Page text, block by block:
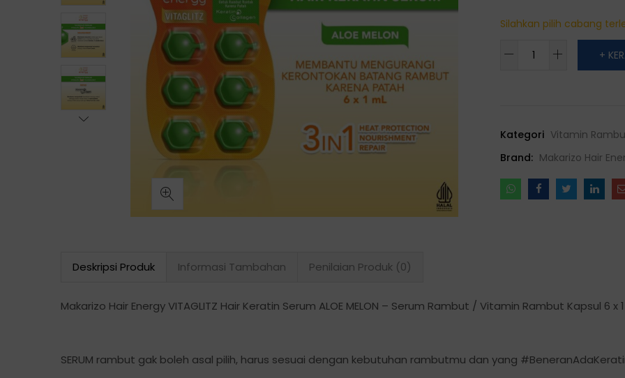
Silahkan pilih cabang
Makarizo
Keratin
Serum
ALOE
MELON
+
Kategori Vitamin
Brand: Makarizo Hair
Deskripsi Produk Informasi Tambahan Penilaian Produk (0)
Makarizo Hair Energy VITAGLITZ Hair Keratin Serum ALOE MELON – Serum Rambut / Vitamin Rambut Kapsul 6 x
SERUM rambut gak boleh asal pilih, harus sesuai dengan kebutuhan rambutmu dan yang